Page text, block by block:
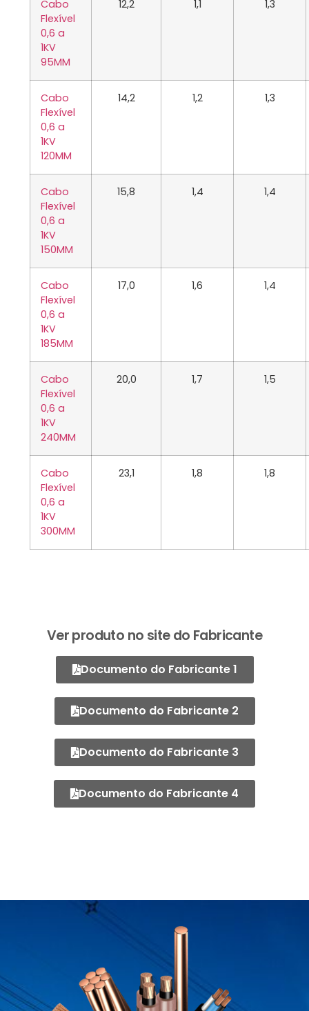
Cabo
Flexível
0,6 a
1KV
95MM
12,2 1,1 1,3
Cabo
Flexível
0,6 a
1KV
120MM
14,2 1,2 1,3
Cabo
Flexível
0,6 a
1KV
150MM
15,8 1,4 1,4
Cabo
Flexível
0,6 a
1KV
185MM
17,0 1,6 1,4
Cabo
Flexível
0,6 a
1KV
240MM
20,0 1,7 1,5
Cabo
Flexível
0,6 a
1KV
300MM
23,1 1,8 1,8
Ver produto no site do Fabricante
Documento do Fabricante 1
Documento do Fabricante 2
Documento do Fabricante 3
Documento do Fabricante 4